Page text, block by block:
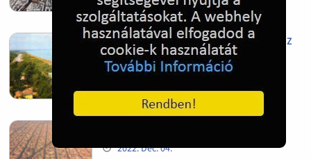
Siófok, mielőtt beépült az Aranypart az
1970-es évek elején
2024. Nov. 17.
2022. Dec. 04.